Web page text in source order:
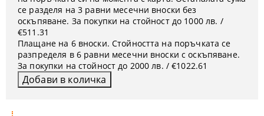
се разделя на 3 равни месечни вноски без
оскъпяване. За покупки на стойност до 1000 лв. /
€511.31
Плащане на 6 вноски. Стойността на поръчката се
разпределя в 6 равни месечни вноски с оскъпяване.
За покупки на стойност до 2000 лв. / €1022.61